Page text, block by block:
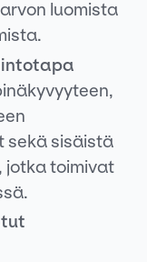
luomista
sekä sisäistä
jotka toimivat